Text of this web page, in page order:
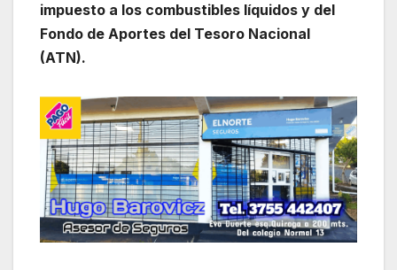
impuesto a los combustibles líquidos y del
Fondo de Aportes del Tesoro Nacional
(ATN).